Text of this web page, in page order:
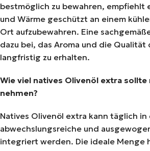
bestmöglich zu bewahren, empfiehlt
und Wärme geschützt an einem
Ort aufzubewahren. Eine
dazu bei, das Aroma und die Qualität
langfristig zu erhalten.
Wie viel natives Olivenöl extra sollte
nehmen?
Natives Olivenöl extra kann täglich in
abwechslungsreiche und
integriert werden. Die ideale Menge